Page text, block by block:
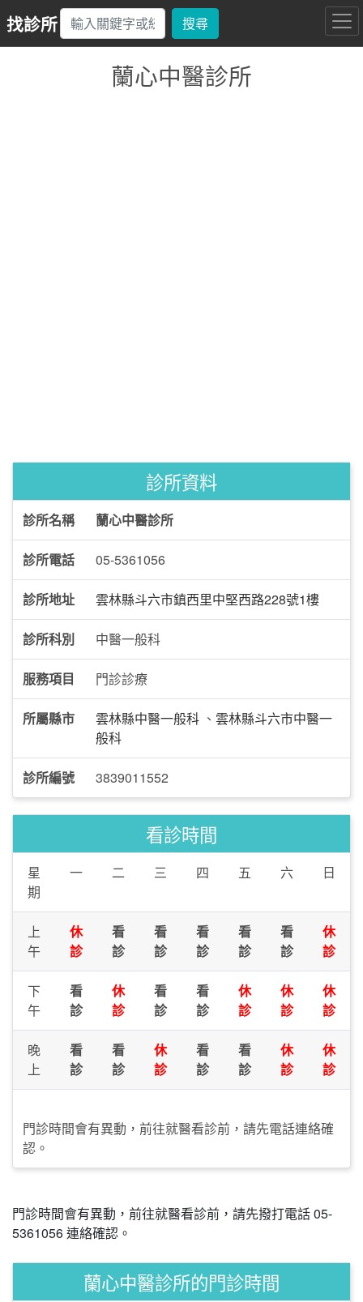
找診所 搜尋
蘭心中醫診所
診所資料
診所名稱 蘭心中醫診所
診所電話 05-5361056
診所地址 雲林縣斗六市鎮西里中堅西路228號1樓
診所科別 中醫一般科
服務項目 門診診療
所屬縣市 雲林縣中醫一般科 、 雲林縣斗六市中醫一
般科
診所編號 3839011552
看診時間
星
期
一 二 三 四 五 六 日
上
午
休
診
看
診
看
診
看
診
看
診
看
診
休
診
下
午
看
診
休
診
看
診
看
診
休
診
休
診
休
診
晚
上
看
診
看
診
休
診
看
診
看
診
休
診
休
診
門診時間會有異動，前往就醫看診前，請先電話連絡確
認。
門診時間會有異動，前往就醫看診前，請先撥打電話 05-
5361056 連絡確認。
蘭心中醫診所的門診時間